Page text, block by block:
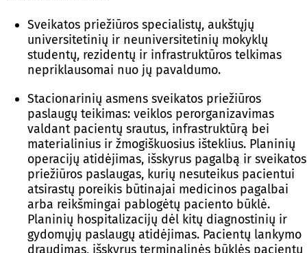
Sveikatos priežiūros specialistų, aukštųjų
universitetinių ir neuniversitetinių mokyklų
studentų, rezidentų ir infrastruktūros telkimas
nepriklausomai nuo jų pavaldumo.
Stacionarinių asmens sveikatos priežiūros
paslaugų teikimas: veiklos perorganizavimas
valdant pacientų srautus, infrastruktūrą bei
materialinius ir žmogiškuosius išteklius. Planinių
operacijų atidėjimas, išskyrus pagalbą ir sveikatos
priežiūros paslaugas, kurių nesuteikus pacientui
atsirastų poreikis būtinajai medicinos pagalbai
arba reikšmingai pablogėtų paciento būklė.
Planinių hospitalizacijų dėl kitų diagnostinių ir
gydomųjų paslaugų atidėjimas. Pacientų lankymo
draudimas, išskyrus terminalinės būklės pacientų